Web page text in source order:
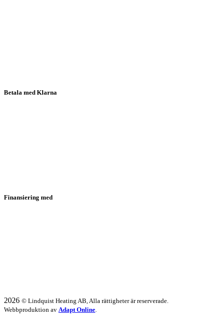
Betala med Klarna
Finansiering med
2026 © Lindquist Heating AB, Alla rättigheter är reserverade.
Webbproduktion av Adapt Online